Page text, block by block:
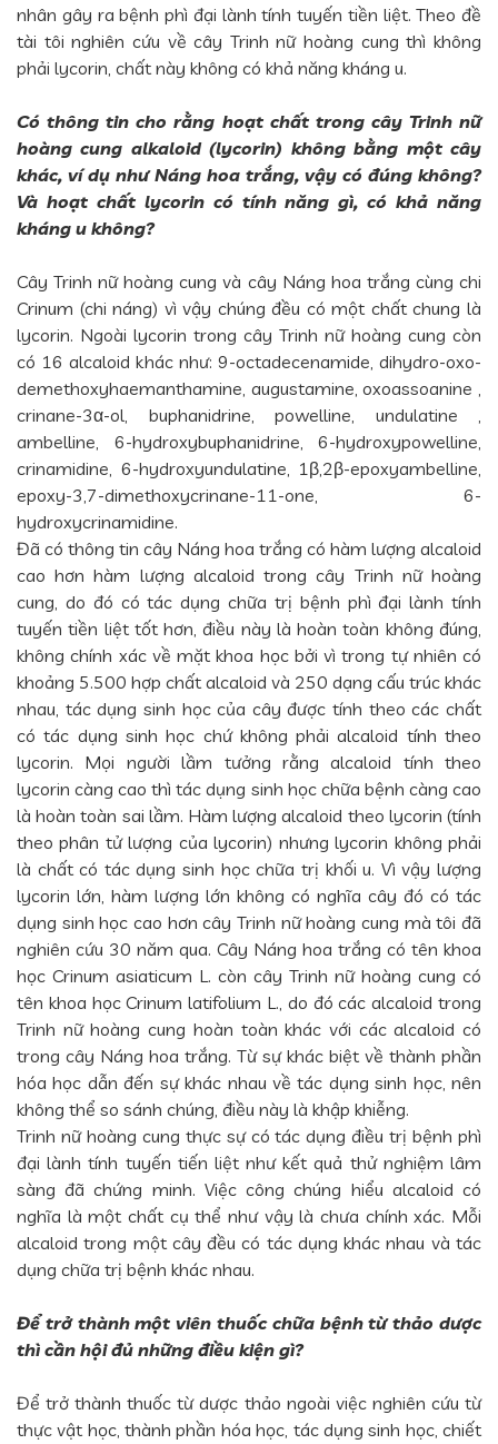
nhân gây ra bệnh phì đại lành tính tuyến tiền liệt. Theo đề
tài tôi nghiên cứu về cây Trinh nữ hoàng cung thì không
phải lycorin, chất này không có khả năng kháng u.
Có thông tin cho rằng hoạt chất trong cây Trinh nữ
hoàng cung alkaloid (lycorin) không bằng một cây
khác, ví dụ như Náng hoa trắng, vậy có đúng không?
Và hoạt chất lycorin có tính năng gì, có khả năng
kháng u không?
Cây Trinh nữ hoàng cung và cây Náng hoa trắng cùng chi
Crinum (chi náng) vì vậy chúng đều có một chất chung là
lycorin. Ngoài lycorin trong cây Trinh nữ hoàng cung còn
có 16 alcaloid khác như: 9-octadecenamide, dihydro-oxo-
demethoxyhaemanthamine, augustamine, oxoassoanine ,
crinane-3α-ol, buphanidrine, powelline, undulatine ,
ambelline, 6-hydroxybuphanidrine, 6-hydroxypowelline,
crinamidine, 6-hydroxyundulatine, 1β,2β-epoxyambelline,
epoxy-3,7-dimethoxycrinane-11-one, 6-
hydroxycrinamidine.
Đã có thông tin cây Náng hoa trắng có hàm lượng alcaloid
cao hơn hàm lượng alcaloid trong cây Trinh nữ hoàng
cung, do đó có tác dụng chữa trị bệnh phì đại lành tính
tuyến tiền liệt tốt hơn, điều này là hoàn toàn không đúng,
không chính xác về mặt khoa học bởi vì trong tự nhiên có
khoảng 5.500 hợp chất alcaloid và 250 dạng cấu trúc khác
nhau, tác dụng sinh học của cây được tính theo các chất
có tác dụng sinh học chứ không phải alcaloid tính theo
lycorin. Mọi người lầm tưởng rằng alcaloid tính theo
lycorin càng cao thì tác dụng sinh học chữa bệnh càng cao
là hoàn toàn sai lầm. Hàm lượng alcaloid theo lycorin (tính
theo phân tử lượng của lycorin) nhưng lycorin không phải
là chất có tác dụng sinh học chữa trị khối u. Vì vậy lượng
lycorin lớn, hàm lượng lớn không có nghĩa cây đó có tác
dụng sinh học cao hơn cây Trinh nữ hoàng cung mà tôi đã
nghiên cứu 30 năm qua. Cây Náng hoa trắng có tên khoa
học Crinum asiaticum L. còn cây Trinh nữ hoàng cung có
tên khoa học Crinum latifolium L., do đó các alcaloid trong
Trinh nữ hoàng cung hoàn toàn khác với các alcaloid có
trong cây Náng hoa trắng. Từ sự khác biệt về thành phần
hóa học dẫn đến sự khác nhau về tác dụng sinh học, nên
không thể so sánh chúng, điều này là khập khiễng.
Trinh nữ hoàng cung thực sự có tác dụng điều trị bệnh phì
đại lành tính tuyến tiến liệt như kết quả thử nghiệm lâm
sàng đã chứng minh. Việc công chúng hiểu alcaloid có
nghĩa là một chất cụ thể như vậy là chưa chính xác. Mỗi
alcaloid trong một cây đều có tác dụng khác nhau và tác
dụng chữa trị bệnh khác nhau.
Để trở thành một viên thuốc chữa bệnh từ thảo dược
thì cần hội đủ những điều kiện gì?
Để trở thành thuốc từ dược thảo ngoài việc nghiên cứu từ
thực vật học, thành phần hóa học, tác dụng sinh học, chiết